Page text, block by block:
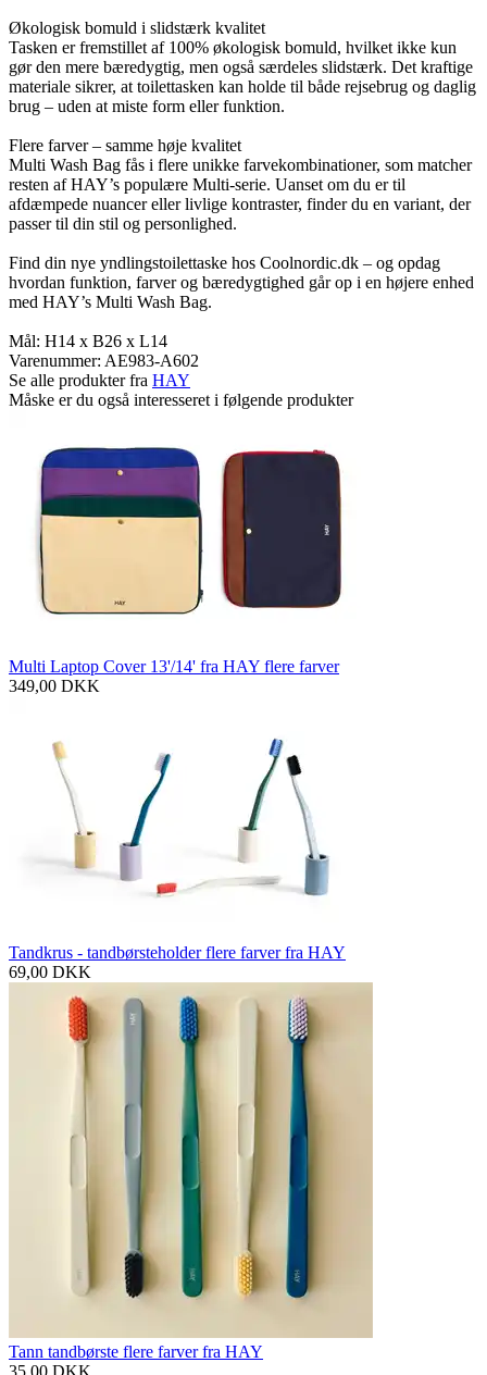
Økologisk bomuld i slidstærk kvalitet
Tasken er fremstillet af 100% økologisk bomuld, hvilket ikke kun
gør den mere bæredygtig, men også særdeles slidstærk. Det kraftige
materiale sikrer, at toilettasken kan holde til både rejsebrug og daglig
brug – uden at miste form eller funktion.
Flere farver – samme høje kvalitet
Multi Wash Bag fås i flere unikke farvekombinationer, som matcher
resten af HAY’s populære Multi-serie. Uanset om du er til
afdæmpede nuancer eller livlige kontraster, finder du en variant, der
passer til din stil og personlighed.
Find din nye yndlingstoilettaske hos Coolnordic.dk – og opdag
hvordan funktion, farver og bæredygtighed går op i en højere enhed
med HAY’s Multi Wash Bag.
Mål: H14 x B26 x L14
Varenummer: AE983-A602
Se alle produkter fra HAY
Måske er du også interesseret i følgende produkter
Multi Laptop Cover 13'/14' fra HAY flere farver
349,00 DKK
Tandkrus - tandbørsteholder flere farver fra HAY
69,00 DKK
Tann tandbørste flere farver fra HAY
35,00 DKK